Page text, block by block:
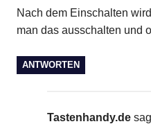
Nach dem Einschalten
man das ausschalten und
ANTWORTEN
Tastenhandy.de